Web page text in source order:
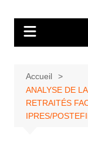
Accueil
ANALYSE DE
RETRAITÉS
IPRES/